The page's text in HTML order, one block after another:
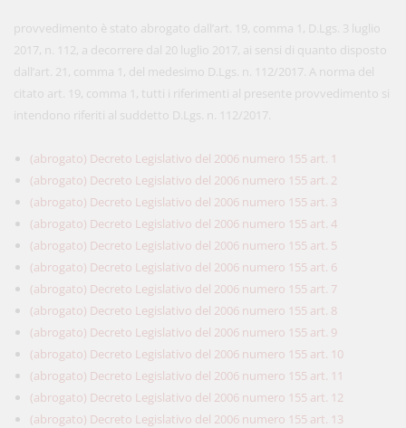
provvedimento è stato abrogato dall’art. 19, comma 1, D.Lgs. 3 luglio
2017, n. 112, a decorrere dal 20 luglio 2017, ai sensi di quanto disposto
dall’art. 21, comma 1, del medesimo D.Lgs. n. 112/2017. A norma del
citato art. 19, comma 1, tutti i riferimenti al presente provvedimento si
intendono riferiti al suddetto D.Lgs. n. 112/2017.
(abrogato) Decreto Legislativo del 2006 numero 155 art. 1
(abrogato) Decreto Legislativo del 2006 numero 155 art. 2
(abrogato) Decreto Legislativo del 2006 numero 155 art. 3
(abrogato) Decreto Legislativo del 2006 numero 155 art. 4
(abrogato) Decreto Legislativo del 2006 numero 155 art. 5
(abrogato) Decreto Legislativo del 2006 numero 155 art. 6
(abrogato) Decreto Legislativo del 2006 numero 155 art. 7
(abrogato) Decreto Legislativo del 2006 numero 155 art. 8
(abrogato) Decreto Legislativo del 2006 numero 155 art. 9
(abrogato) Decreto Legislativo del 2006 numero 155 art. 10
(abrogato) Decreto Legislativo del 2006 numero 155 art. 11
(abrogato) Decreto Legislativo del 2006 numero 155 art. 12
(abrogato) Decreto Legislativo del 2006 numero 155 art. 13